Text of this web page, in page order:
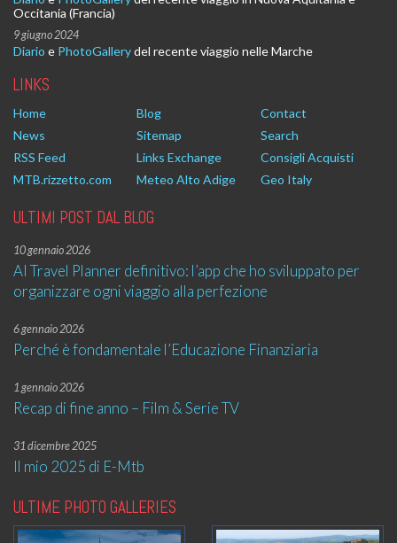
Occitania (Francia)
9 giugno 2024
Diario e PhotoGallerydel recente viaggio nelle Marche
LINKS
Home Blog
Contact
News
Sitemap
Search
RSS Feed
Links Exchange
Consigli Acquisti
MTB.rizzetto.com
Meteo Alto Adige Geo Italy
ULTIMI POST DAL BLOG
10 gennaio 2026
AI Travel Planner definitivo: l’app che ho sviluppato per
organizzare ogni viaggio alla perfezione
6 gennaio 2026
Perché è fondamentale l’Educazione Finanziaria
1 gennaio 2026
Recap di fine anno – Film & Serie TV
31 dicembre 2025
Il mio 2025 di E-Mtb
ULTIME PHOTO GALLERIES